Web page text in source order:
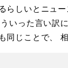
らしいとニュ
いった言い訳
じことで、